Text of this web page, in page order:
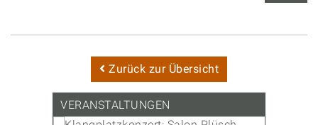
Zurück zur Übersicht
VERANSTALTUNGEN